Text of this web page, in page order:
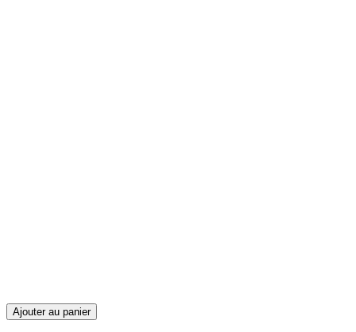
Ajouter au panier